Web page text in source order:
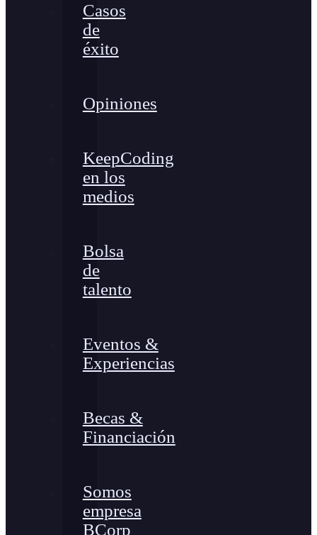
Casos
de
éxito
Opiniones
KeepCoding
en los
medios
Bolsa
de
talento
Eventos &
Experiencias
Becas &
Financiación
Somos
empresa
BCorp